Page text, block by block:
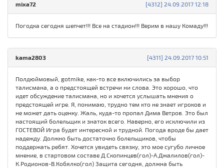
[4312] 24.09.2017 12:18
mixa72
Погодка сегодня шепчет!!! Все на стадион!!! Верим в нашу Комаду!!!
[4311] 24.09.2017 10:51
kama2803
Полдюймовый, gotmike, как-то все включились за выбор
талисмана, а о предстоящей встречи ни слова. Это хорошо, что
идет обсуждение талисмана, но и хочется услышать мнения о
предстоящей игре. Я, понимаю, трудно тем кто не знает игроков и
не может дать оценку. Жаль, куда-то пропал Дима Ветров. Это был
настоящий болельщик и знаток всего. Наверно, его исключили из
ГОСТЕВОЙ Игра будет интересной и трудной. Погода вроде бы дает
надежду. Должно быть достаточно болельщиков, чтобы
поддержать ребят. Хочется увидеть связку, это мое сугубо личное
мнение, в стартовом составе Д.Скопинцев(гол)-А.Джалилов(гол)-
К.Родионов-В.Кобялко(гол) Защита сегодня, должна быть